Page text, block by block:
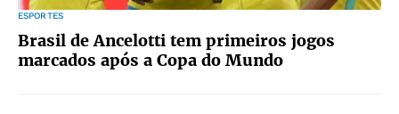
ESPORTES
Brasil de Ancelotti tem primeiros jogos
marcados após a Copa do Mundo